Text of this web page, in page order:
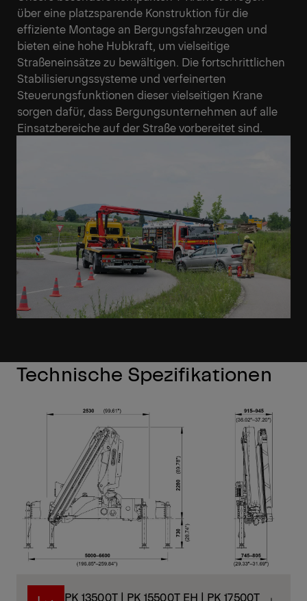
über eine platzsparende Konstruktion für die
effiziente Montage an Bergungsfahrzeugen und
bieten eine hohe Hubkraft, um vielseitige
Straßeneinsätze zu bewältigen. Die fortschrittlichen
Stabilisierungssysteme und verfeinerten
Steuerungsfunktionen dieser vielseitigen Krane
sorgen dafür, dass Bergungsunternehmen auf alle
Einsatzbereiche auf der Straße vorbereitet sind.
Technische Spezifikationen
PK 13500T | PK 15500T EH | PK 17500T